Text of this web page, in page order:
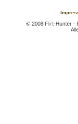
© 2008 Flirt-Hunter -